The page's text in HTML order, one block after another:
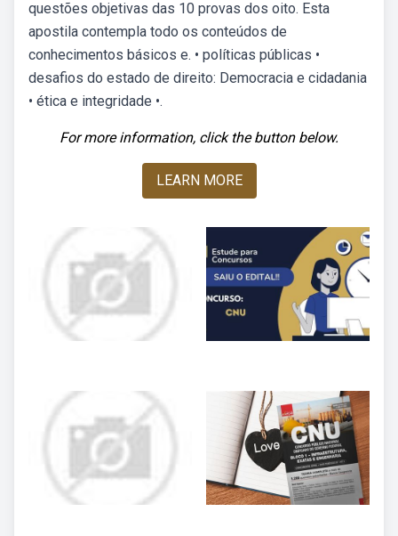
questões objetivas das 10 provas dos oito. Esta
apostila contempla todo os conteúdos de
conhecimentos básicos e. • políticas públicas •
desafios do estado de direito: Democracia e cidadania
• ética e integridade •.
For more information, click the button below.
LEARN MORE